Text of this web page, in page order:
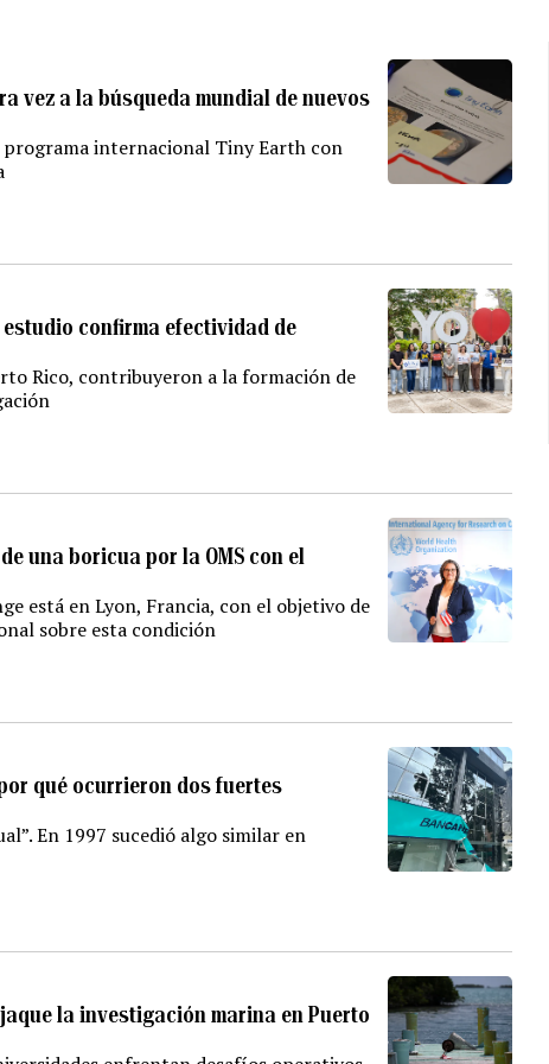
vez a la búsqueda mundial de nuevos
internacional Tiny Earth con
confirma efectividad de
Rico, contribuyeron a la formación de
una boricua por la OMS con el
está en Lyon, Francia, con el objetivo de
sobre esta condición
qué ocurrieron dos fuertes
En 1997 sucedió algo similar en
la investigación marina en Puerto